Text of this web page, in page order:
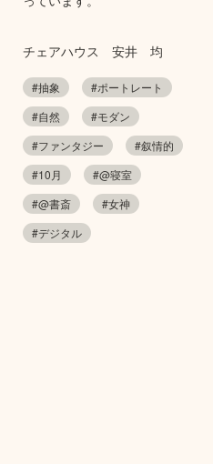
チェアハウス 安井 均
#抽象
#ポートレート
#自然
#モダン
#ファンタジー
#叙情的
#10月
#@寝室
#@書斎
#女神
#デジタル